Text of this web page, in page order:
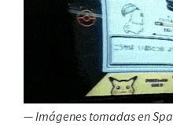
— Imágenes tomadas en